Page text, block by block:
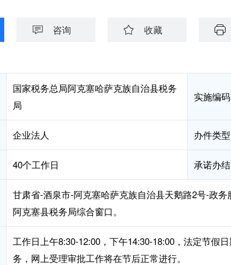
咨询 收藏
国家税务总局阿克塞哈萨克族自治县税务
局
实施编码
企业法人 办件类型
40个工作日 承诺办
甘肃省-酒泉市-阿克塞哈萨克族自治县天鹅路2号-政
阿克塞县税务局综合窗口。
工作日上午8:30-12:00，下午14:30-18:00，法定节假
务，网上受理审批工作将在节后正常进行。